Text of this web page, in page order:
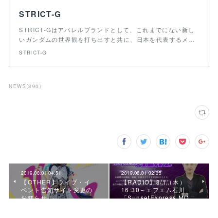
STRICT-G
STRICT-Gはアパレルブランドとして、これまでにない新し
いガンダムの世界観を打ち出すと共に、日本を代表するメ…
STRICT-G
NEWS (390 )
2019.08.01 04:51
【OTHER】ライブ・イ
ベント告知サイト変更の
お知らせ
2019.08.01 02:35
【RADIO】8/1（木）
16:30～エフエム石川
「SunsetExpress MO…